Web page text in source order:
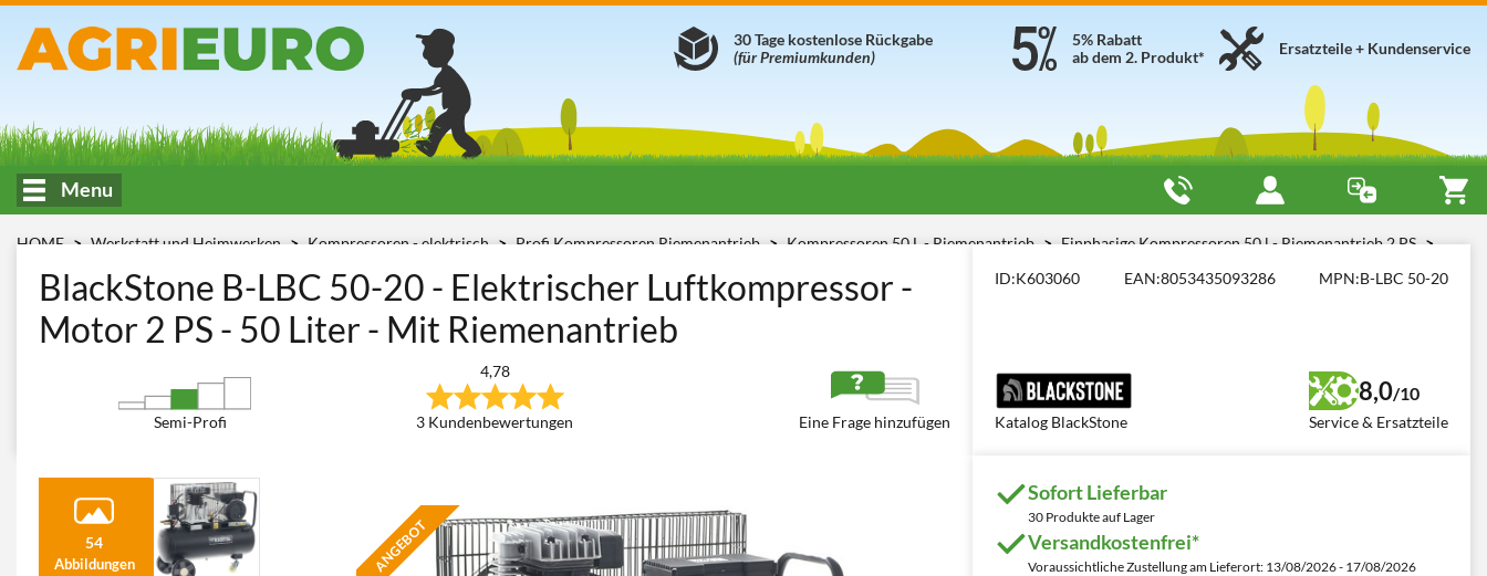
Ersatzteile + Kundenservice
5% Rabatt
ab dem 2. Produkt*
30 Tage kostenlose Rückgabe
(für Premiumkunden)
Menu
HOME Werkstatt und Heimwerken Kompressoren - elektrisch Profi Kompressoren Riemenantrieb Kompressoren 50 L - Riemenantrieb
Einphasige Kompressoren 50 l - Riemenantrieb 2 PS
BlackStone B-LBC 50-20 - Elektrischer Luftkompressor -
Motor 2 PS - 50 Liter - Mit Riemenantrieb
Semi-Profi
4,78
3 Kundenbewertungen Eine Frage hinzufügen
ID:K603060 EAN:8053435093286 MPN:B-LBC 50-20
Katalog BlackStone
8,0/10
Service & Ersatzteile
54
Abbildungen ANGEBOT
Sofort Lieferbar
30 Produkte auf Lager
Versandkostenfrei*
Voraussichtliche Zustellung am Lieferort: 13/08/2026 - 17/08/2026